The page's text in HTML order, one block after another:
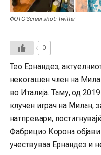
ФОТО:Screenshot: Twitter
0
Тео Ернандез,
некогашен член на
во Италија. Таму, од
клучен играч на Милан,
натпревари,
Фабрицио Корона
учествуваа Ернандез и